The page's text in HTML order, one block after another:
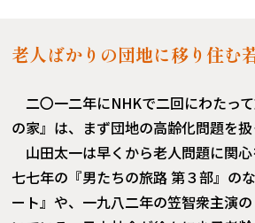
老人ばかりの団地に移り住む
二〇一二年にNHKで二回にわたっ
の家』は、まず団地の高齢化問題を扱
山田太一は早くから老人問題に関
七七年の『男たちの旅路 第３部』の
ート』や、一九八二年の笠智衆主演